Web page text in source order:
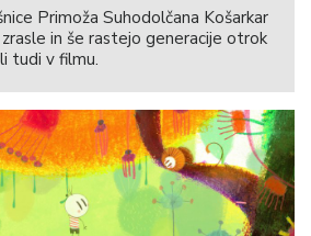
Primoža Suhodolčana Košarkar
in še rastejo generacije otrok
tudi v filmu.